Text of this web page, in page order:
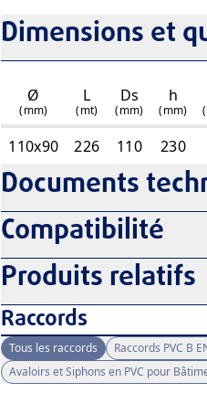
Dimensions et
Ø
(mm)
L
(mt)
Ds
(mm)
h
(mm)
110x90
226 110 230
Documents
Compatibilité
Produits relatifs
Raccords
Tous les raccords Raccords PVC B
Avaloirs et Siphons en PVC pour